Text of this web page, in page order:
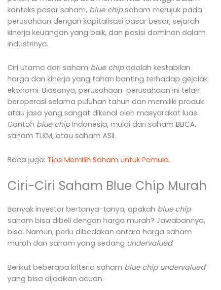
konteks pasar saham, blue chipsaham merujuk pada
perusahaan dengan kapitalisasi pasar besar, sejarah
kinerja keuangan yang baik, dan posisi dominan dalam
industrinya.
Ciri utama dari saham blue chipadalah kestabilan
harga dan kinerja yang tahan banting terhadap gejolak
ekonomi. Biasanya, perusahaan-perusahaan ini telah
beroperasi selama puluhan tahun dan memiliki produk
atau jasa yang sangat dikenal oleh masyarakat luas.
Contoh blue chipIndonesia, mulai dari saham BBCA,
saham TLKM, atau saham ASII.
Baca juga: Tips Memilih Saham untuk Pemula.
Ciri-Ciri Saham Blue Chip Murah
Banyak investor bertanya-tanya, apakah blue chip
saham bisa dibeli dengan harga murah? Jawabannya,
bisa. Namun, perlu dibedakan antara harga saham
murah dan saham yang sedang undervalued.
Berikut beberapa kriteria saham blue chip undervalued
yang bisa dijadikan acuan.